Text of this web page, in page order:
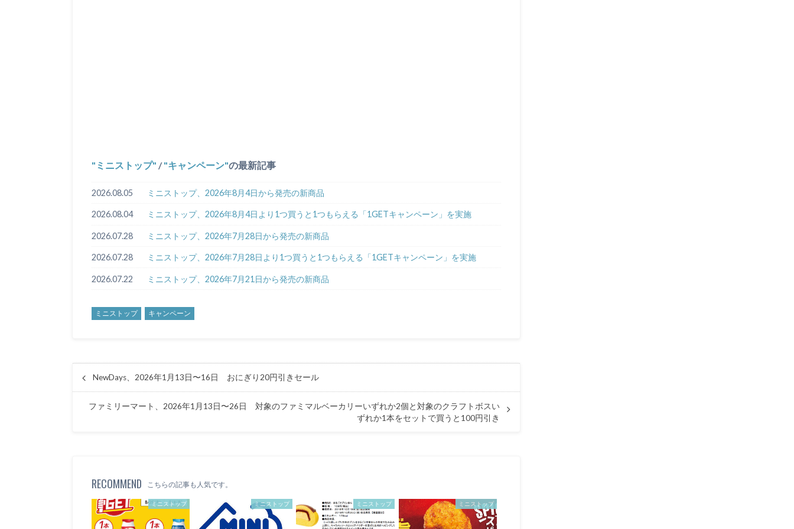
ミニストップ / キャンペーン の最新記事
2026.08.05 ミニストップ、2026年8月4日から発売の新商品
2026.08.04 ミニストップ、2026年8月4日より1つ買うと1つもらえる「1GETキャンペーン」を実施
2026.07.28 ミニストップ、2026年7月28日から発売の新商品
2026.07.28 ミニストップ、2026年7月28日より1つ買うと1つもらえる「1GETキャンペーン」を実施
2026.07.22 ミニストップ、2026年7月21日から発売の新商品
ミニストップ キャンペーン
NewDays、2026年1月13日〜16日 おにぎり20円引きセール
ファミリーマート、2026年1月13日〜26日 対象のファミマルベーカリーいずれか2個と対象のクラフトボスい
ずれか1本をセットで買うと100円引き
RECOMMEND こちらの記事も人気です。
ミニストップ ミニストップ ミニストップ ミニストップ